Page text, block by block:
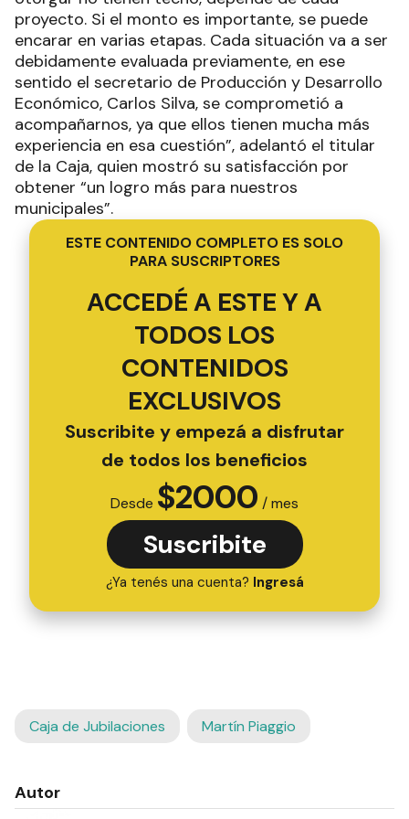
proyecto. Si el monto es importante, se puede
encarar en varias etapas. Cada situación va a ser
debidamente evaluada previamente, en ese
sentido el secretario de Producción y Desarrollo
Económico, Carlos Silva, se comprometió a
acompañarnos, ya que ellos tienen mucha más
experiencia en esa cuestión”, adelantó el titular
de la Caja, quien mostró su satisfacción por
obtener “un logro más para nuestros
municipales”.
ESTE CONTENIDO COMPLETO ES SOLO
PARA SUSCRIPTORES
ACCEDÉ A ESTE Y A
TODOS LOS
CONTENIDOS
EXCLUSIVOS
Suscribite y empezá a disfrutar
de todos los beneficios
Desde $2000 / mes
Suscribite
¿Ya tenés una cuenta? Ingresá
Caja de Jubilaciones Martín Piaggio
Autor